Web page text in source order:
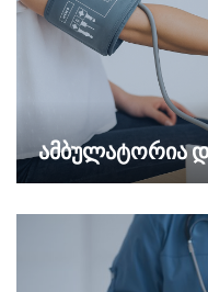
ამბულატორია